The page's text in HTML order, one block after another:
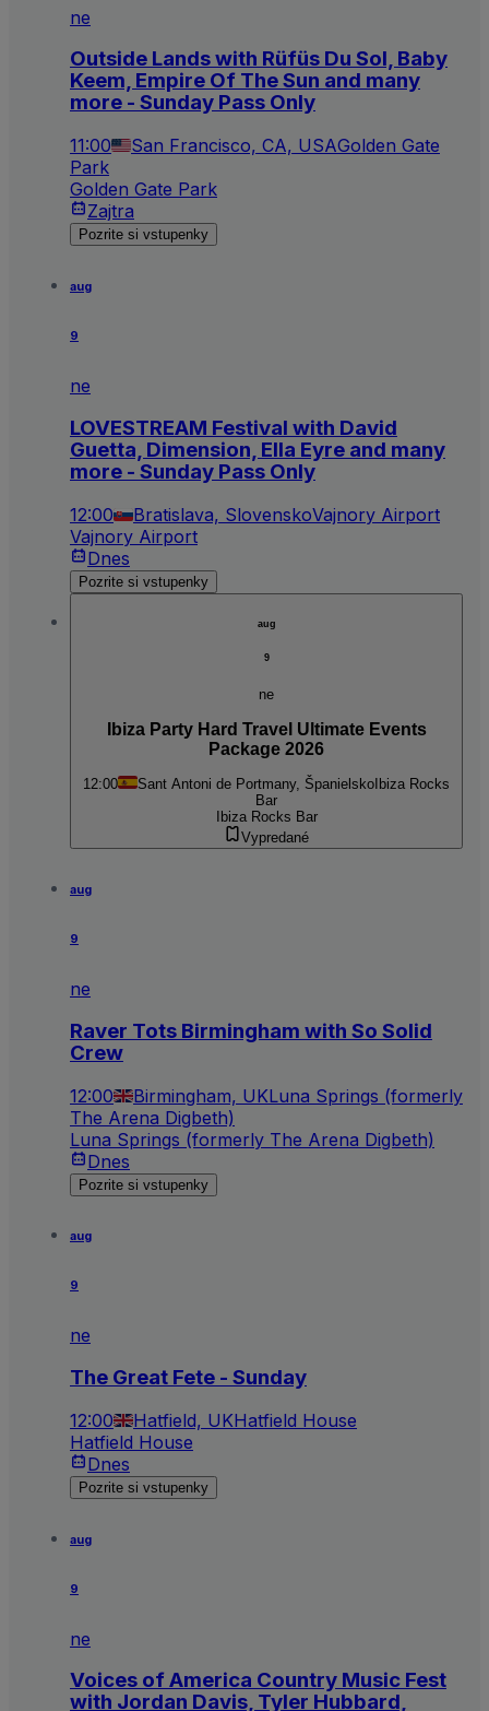
ne
Outside Lands with Rüfüs Du Sol, Baby
Keem, Empire Of The Sun and many
more - Sunday Pass Only
11:00 San Francisco, CA, USAGolden Gate
Park
Golden Gate Park
Zajtra
Pozrite si vstupenky
aug
9
ne
LOVESTREAM Festival with David
Guetta, Dimension, Ella Eyre and many
more - Sunday Pass Only
12:00 Bratislava, SlovenskoVajnory Airport
Vajnory Airport
Dnes
Pozrite si vstupenky
aug
9
ne
Ibiza Party Hard Travel Ultimate Events
Package 2026
12:00 Sant Antoni de Portmany, Španielsko Ibiza Rocks
Bar
Ibiza Rocks Bar
Vypredané
aug
9
ne
Raver Tots Birmingham with So Solid
Crew
12:00 Birmingham, UKLuna Springs (formerly
The Arena Digbeth)
Luna Springs (formerly The Arena Digbeth)
Dnes
Pozrite si vstupenky
aug
9
ne
The Great Fete - Sunday
12:00 Hatfield, UKHatfield House
Hatfield House
Dnes
Pozrite si vstupenky
aug
9
ne
Voices of America Country Music Fest
with Jordan Davis, Tyler Hubbard,